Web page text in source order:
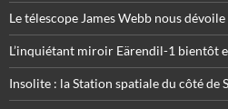
Le télescope James Webb nous
L’inquiétant miroir Eärendil-1 bientôt
Insolite : la Station spatiale du côté de